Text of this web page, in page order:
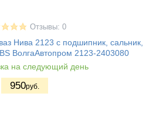
Отзывы: 0
Нива 2123 с подшипник, сальник,
ВолгаАвтопром 2123-2403080
на следующий день
950руб.